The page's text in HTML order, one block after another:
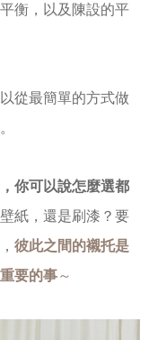
衡，以及陳設的平
從最簡單的方式做
。
你可以說怎麼選都
紙，還是刷漆？要
彼此之間的襯托是
要的事～